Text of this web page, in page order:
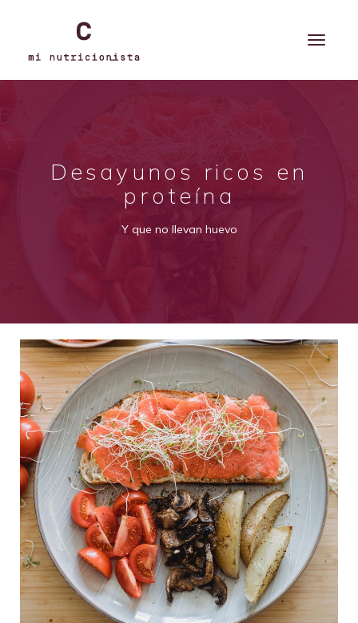
Desayunos ricos en
proteína
Y que no llevan huevo